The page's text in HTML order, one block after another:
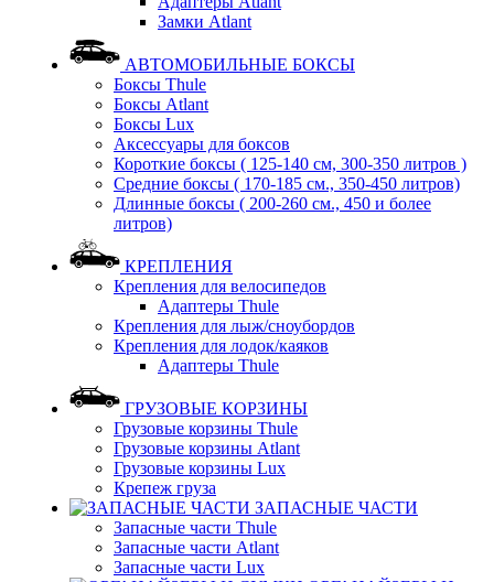
Замки Atlant
АВТОМОБИЛЬНЫЕ БОКСЫ
Боксы Thule
Боксы Atlant
Боксы Lux
Аксессуары для боксов
Короткие боксы ( 125-140 см, 300-350 литров )
Средние боксы ( 170-185 см., 350-450 литров)
Длинные боксы ( 200-260 см., 450 и более
литров)
КРЕПЛЕНИЯ
Крепления для велосипедов
Адаптеры Thule
Крепления для лыж/сноубордов
Крепления для лодок/каяков
Адаптеры Thule
ГРУЗОВЫЕ КОРЗИНЫ
Грузовые корзины Thule
Грузовые корзины Atlant
Грузовые корзины Lux
Крепеж груза
ЗАПАСНЫЕ ЧАСТИ
Запасные части Thule
Запасные части Atlant
Запасные части Lux